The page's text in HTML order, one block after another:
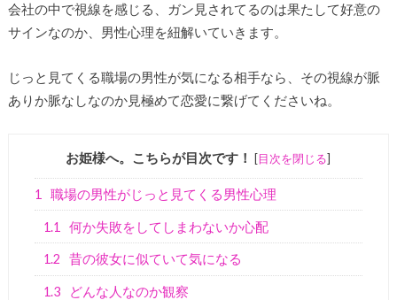
会社の中で視線を感じる、ガン見されてるのは果たして好意の
サインなのか、男性心理を紐解いていきます。
じっと見てくる職場の男性が気になる相手なら、その視線が脈
ありか脈なしなのか見極めて恋愛に繋げてくださいね。
お姫様へ。こちらが目次です！ [目次を閉じる]
1 職場の男性がじっと見てくる男性心理
1.1 何か失敗をしてしまわないか心配
1.2 昔の彼女に似ていて気になる
1.3 どんな人なのか観察